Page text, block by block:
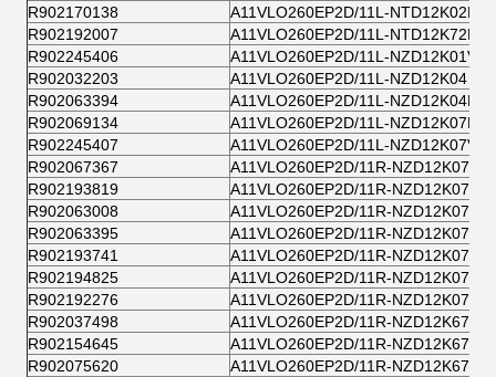
R902170138
A11VLO260EP2D/11L-NTD12K02H-K
R902192007
A11VLO260EP2D/11L-NTD12K72H
R902245406
A11VLO260EP2D/11L-NZD12K01VP
R902032203
A11VLO260EP2D/11L-NZD12K04
R902063394
A11VLO260EP2D/11L-NZD12K04H-S
R902069134
A11VLO260EP2D/11L-NZD12K07H
R902245407
A11VLO260EP2D/11L-NZD12K07VP
R902067367
A11VLO260EP2D/11R-NZD12K07H-S
R902193819
A11VLO260EP2D/11R-NZD12K07H-S
R902063008
A11VLO260EP2D/11R-NZD12K07H-S
R902063395
A11VLO260EP2D/11R-NZD12K07H-S
R902193741
A11VLO260EP2D/11R-NZD12K07H-S
R902194825
A11VLO260EP2D/11R-NZD12K07VH
R902192276
A11VLO260EP2D/11R-NZD12K07VP
R902037498
A11VLO260EP2D/11R-NZD12K67
R902154645
A11VLO260EP2D/11R-NZD12K67H
R902075620
A11VLO260EP2D/11R-NZD12K67H-S